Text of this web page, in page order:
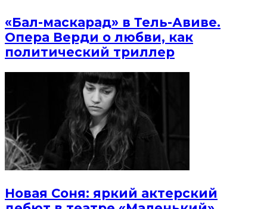
«Бал-маскарад» в Тель-Авиве.
Опера Верди о любви, как
политический триллер
Новая Соня: яркий актерский